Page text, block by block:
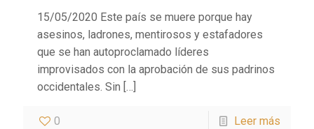
15/05/2020 Este país se muere porque hay
asesinos, ladrones, mentirosos y estafadores
que se han autoproclamado líderes
improvisados con la aprobación de sus padrinos
occidentales. Sin […]
0 Leer más